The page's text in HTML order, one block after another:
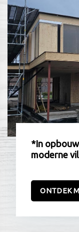
*In
moderne
ONTDEK